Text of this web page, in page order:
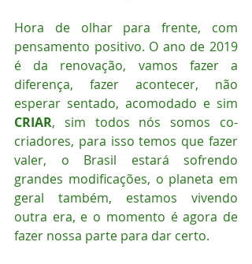
Hora de olhar para frente, com
pensamento positivo. O ano de 2019
é da renovação, vamos fazer a
diferença, fazer acontecer, não
CRIAR, sim todos nós somos co-
criadores, para isso temos que fazer
valer, o Brasil estará sofrendo
grandes modificações, o planeta em
geral também, estamos vivendo
outra era, e o momento é agora de
fazer nossa parte para dar certo.